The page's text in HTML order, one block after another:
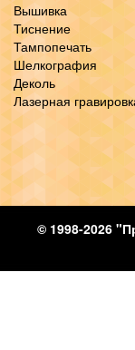
Вышивка
Тиснение
Тампопечать
Шелкография
Деколь
Лазерная
© 1998-2026